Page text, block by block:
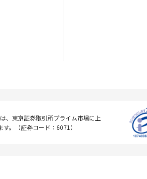
、東京証券取引所プライム市場に上
。
（証券コード：6071）